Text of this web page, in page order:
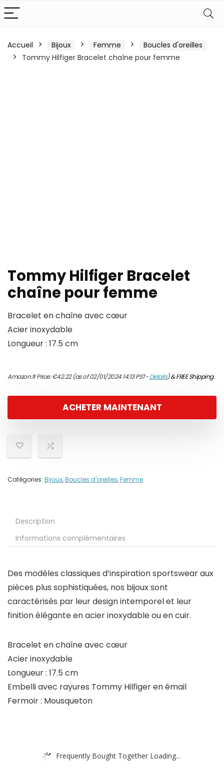
Accueil Bijoux Femme
Boucles d'oreilles
Tommy Hilfiger Bracelet chaîne pour femme
Tommy Hilfiger Bracelet
chaîne pour femme
Bracelet en chaîne avec cœur
Acier inoxydable
Longueur : 17.5 cm
Amazon.fr Price:€42.22(as of 02/01/2024 14:13 PST-Details)&FREE Shipping.
ACHETER MAINTENANT
Catégories: Bijoux,Boucles d'oreilles,Femme
Description
Informations complémentaires
Des modèles classiques d’inspiration sportswear aux
pièces plus sophistiquées, nos bijoux sont
caractérisés par leur design intemporel et leur
finition élégante en acier inoxydable ou en cuir.
Bracelet en chaîne avec cœur
Acier inoxydable
Longueur : 17.5 cm
Embelli avec rayures Tommy Hilfiger en émail
Fermoir : Mousqueton
Frequently Bought Together Loading...